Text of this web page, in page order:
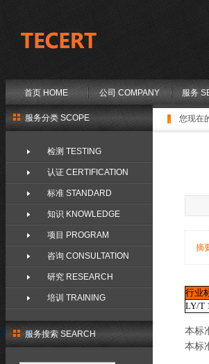
首页 HOME 公司 COMPANY 服务
您现在
服务搜索 SEARCH
摘
行业
LY/T
本标
本标
服务分类 SCOPE
检测 TESTING
认证 CERTIFICATION
标准 STANDARD
知识 KNOWLEDGE
项目 PROGRAM
咨询 CONSULTATION
研究 RESEARCH
培训 TRAINING